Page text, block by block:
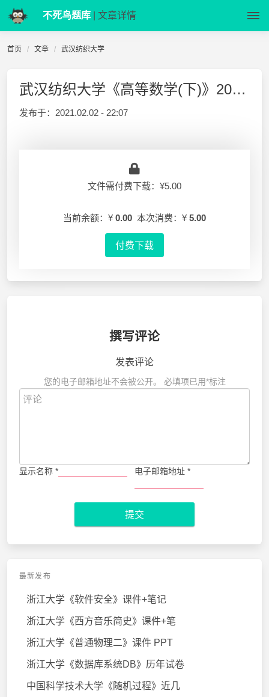
不死鸟题库 | 文章详情
首页 文章 武汉纺织大学
武汉纺织大学《高等数学(下)》2019年期中试卷及答案
发布于： 2021.02.02 - 22:07
文件需付费下载：¥5.00
当前余额：¥ 0.00 本次消费：¥ 5.00
付费下载
撰写评论
发表评论
您的电子邮箱地址不会被公开。 必填项已用*标注
显示名称 * 电子邮箱地址 *
提交
最新发布
浙江大学《软件安全》课件+笔记
浙江大学《西方音乐简史》课件+笔
浙江大学《普通物理二》课件 PPT
浙江大学《数据库系统DB》历年试卷
中国科学技术大学《随机过程》近几